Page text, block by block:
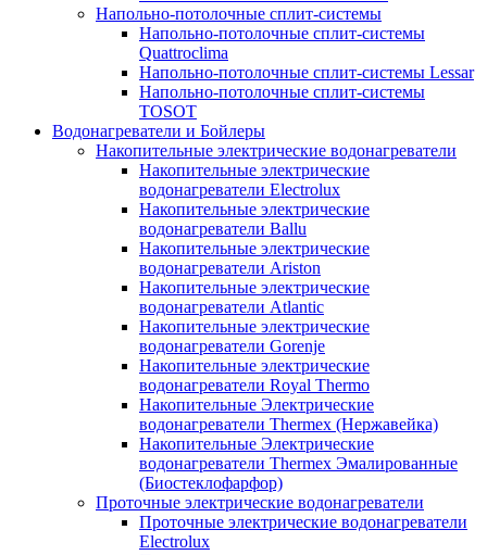
Напольно-потолочные сплит-системы
Напольно-потолочные сплит-системы
Quattroclima
Напольно-потолочные сплит-системы Lessar
Напольно-потолочные сплит-системы
TOSOT
Водонагреватели и Бойлеры
Накопительные электрические водонагреватели
Накопительные электрические
водонагреватели Electrolux
Накопительные электрические
водонагреватели Ballu
Накопительные электрические
водонагреватели Ariston
Накопительные электрические
водонагреватели Atlantic
Накопительные электрические
водонагреватели Gorenje
Накопительные электрические
водонагреватели Royal Thermo
Накопительные Электрические
водонагреватели Thermex (Нержавейка)
Накопительные Электрические
водонагреватели Thermex Эмалированные
(Биостеклофарфор)
Проточные электрические водонагреватели
Проточные электрические водонагреватели
Electrolux